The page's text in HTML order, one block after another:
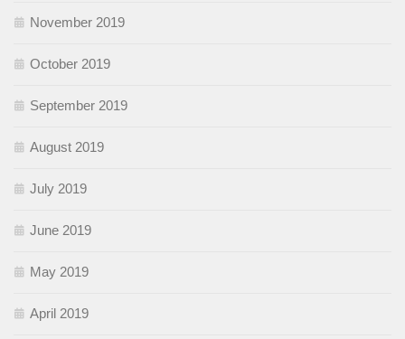
November 2019
October 2019
September 2019
August 2019
July 2019
June 2019
May 2019
April 2019